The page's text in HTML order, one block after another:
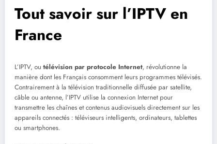
Tout savoir sur l’IPTV en
France
L’IPTV, ou télévision par protocole Internet, révolutionne la
manière dont les Français consomment leurs programmes télévisés.
Contrairement à la télévision traditionnelle diffusée par satellite,
câble ou antenne, l’IPTV utilise la connexion Internet pour
transmettre les chaînes et contenus audiovisuels directement sur les
appareils connectés : téléviseurs intelligents, ordinateurs, tablettes
ou smartphones.